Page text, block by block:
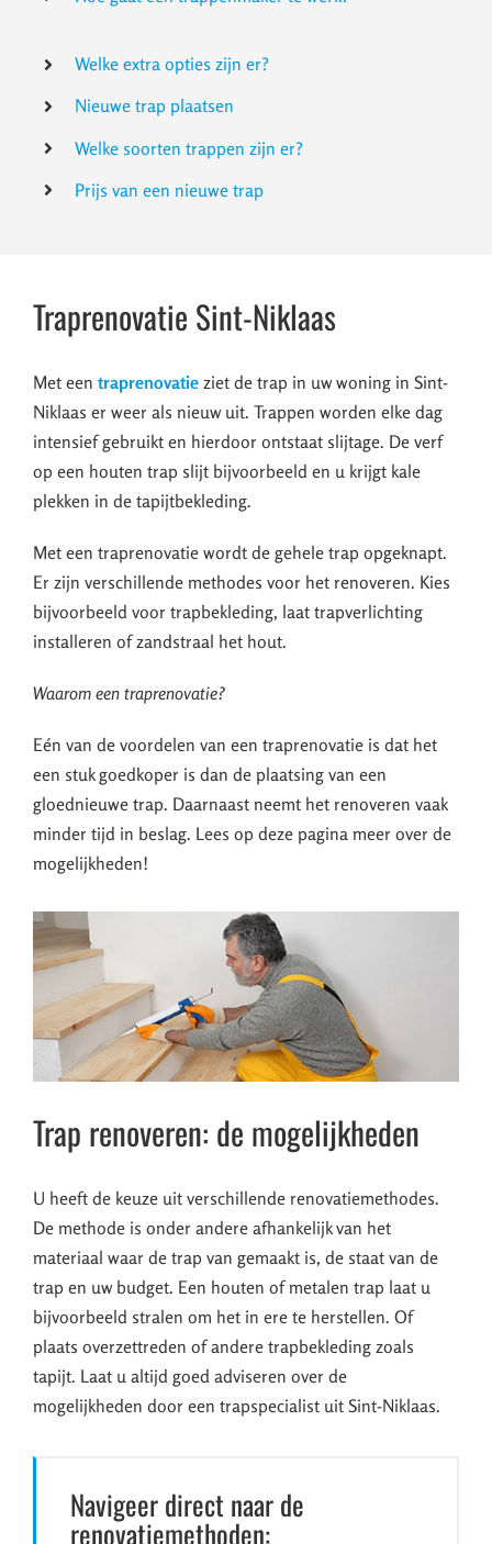
Welke extra opties zijn er?
Nieuwe trap plaatsen
Welke soorten trappen zijn er?
Prijs van een nieuwe trap
Traprenovatie Sint-Niklaas
Met een traprenovatie ziet de trap in uw woning in Sint-
Niklaas er weer als nieuw uit. Trappen worden elke dag
intensief gebruikt en hierdoor ontstaat slijtage. De verf
op een houten trap slijt bijvoorbeeld en u krijgt kale
plekken in de tapijtbekleding.
Met een traprenovatie wordt de gehele trap opgeknapt.
Er zijn verschillende methodes voor het renoveren. Kies
bijvoorbeeld voor trapbekleding, laat trapverlichting
installeren of zandstraal het hout.
Waarom een traprenovatie?
Eén van de voordelen van een traprenovatie is dat het
een stuk goedkoper is dan de plaatsing van een
gloednieuwe trap. Daarnaast neemt het renoveren vaak
minder tijd in beslag. Lees op deze pagina meer over de
mogelijkheden!
Trap renoveren: de mogelijkheden
U heeft de keuze uit verschillende renovatiemethodes.
De methode is onder andere afhankelijk van het
materiaal waar de trap van gemaakt is, de staat van de
trap en uw budget. Een houten of metalen trap laat u
bijvoorbeeld stralen om het in ere te herstellen. Of
plaats overzettreden of andere trapbekleding zoals
tapijt. Laat u altijd goed adviseren over de
mogelijkheden door een trapspecialist uit Sint-Niklaas.
Navigeer direct naar de
renovatiemethoden: